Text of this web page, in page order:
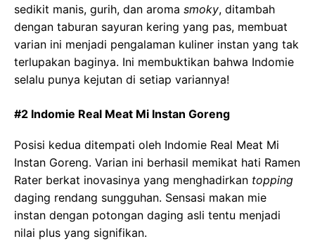
sedikit manis, gurih, dan aroma smoky, ditambah
dengan taburan sayuran kering yang pas, membuat
varian ini menjadi pengalaman kuliner instan yang tak
terlupakan baginya. Ini membuktikan bahwa Indomie
selalu punya kejutan di setiap variannya!
#2 Indomie Real Meat Mi Instan Goreng
Posisi kedua ditempati oleh Indomie Real Meat Mi
Instan Goreng. Varian ini berhasil memikat hati Ramen
Rater berkat inovasinya yang menghadirkan topping
daging rendang sungguhan. Sensasi makan mie
instan dengan potongan daging asli tentu menjadi
nilai plus yang signifikan.